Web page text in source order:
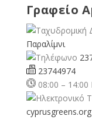
Γραφείο
Παραλίμνι
23744974
08:00 – 14:00
cyprusgreens.org